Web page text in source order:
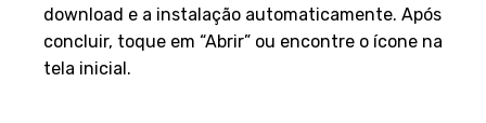
download e a instalação automaticamente. Após
concluir, toque em “Abrir” ou encontre o ícone na
tela inicial.